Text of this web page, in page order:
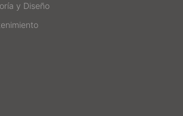
y Diseño